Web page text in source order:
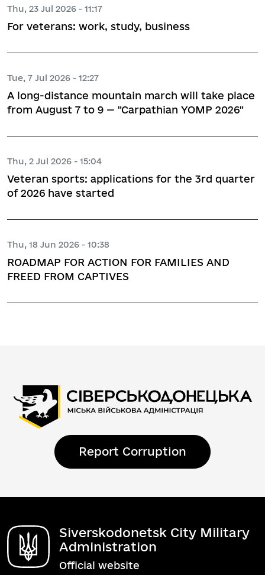
Thu, 23 Jul 2026 - 11:17
For veterans: work, study, business
Tue, 7 Jul 2026 - 12:27
A long-distance mountain march will take place
from August 7 to 9 — "Carpathian YOMP 2026"
Thu, 2 Jul 2026 - 15:04
Veteran sports: applications for the 3rd quarter
of 2026 have started
Thu, 18 Jun 2026 - 10:38
ROADMAP FOR ACTION FOR FAMILIES AND
FREED FROM CAPTIVES
Report Corruption
Siverskodonetsk City Military
Administration
Official website